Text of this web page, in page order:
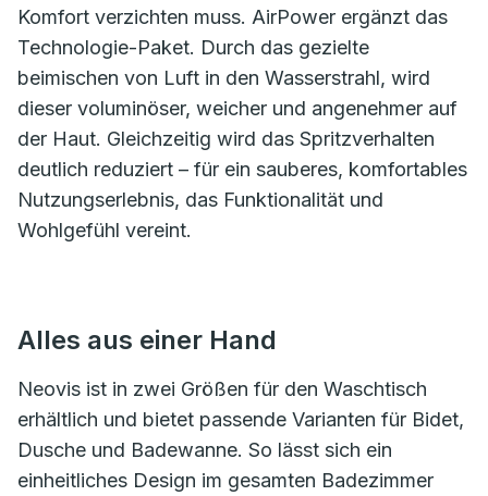
Komfort verzichten muss. AirPower ergänzt das
Technologie-Paket. Durch das gezielte
beimischen von Luft in den Wasserstrahl, wird
dieser voluminöser, weicher und angenehmer auf
der Haut. Gleichzeitig wird das Spritzverhalten
deutlich reduziert – für ein sauberes, komfortables
Nutzungserlebnis, das Funktionalität und
Wohlgefühl vereint.
Alles aus einer Hand
Neovis ist in zwei Größen für den Waschtisch
erhältlich und bietet passende Varianten für Bidet,
Dusche und Badewanne. So lässt sich ein
einheitliches Design im gesamten Badezimmer